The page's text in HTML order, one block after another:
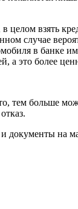
целом взять
случае
в
а это более
тем больше
документы на